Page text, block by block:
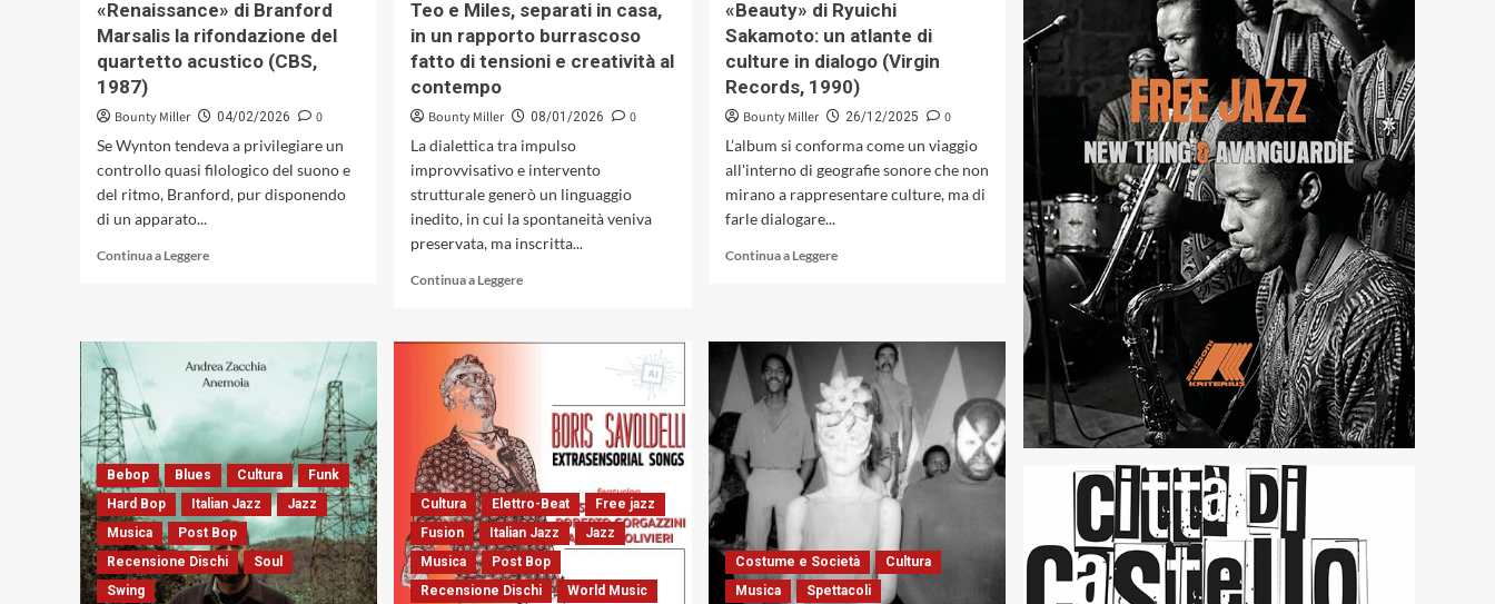
«Renaissance» di Branford
Marsalis la rifondazione del
quartetto acustico (CBS,
1987)
Bounty Miller 04/02/2026
0
Se Wynton tendeva a privilegiare un
controllo quasi filologico del suono e
del ritmo, Branford, pur disponendo
di un apparato...
Continua a LeggereLeggi
Branford
Marsalis
la
rifondazione
del
quartetto
acustico
(CBS,
1987)
Teo e Miles, separati in casa,
in un rapporto burrascoso
fatto di tensioni e creatività al
contempo
Bounty Miller 08/01/2026
0
La dialettica tra impulso
improvvisativo e intervento
strutturale generò un linguaggio
inedito, in cui la spontaneità veniva
preservata, ma inscritta...
Continua a LeggereLeggi
su
Miles,
separati
in
casa,
in
un
rapporto
burrascoso
fatto
di
«Beauty» di Ryuichi
Sakamoto: un atlante di
culture in dialogo (Virgin
Records, 1990)
Bounty Miller 26/12/2025
0
L’album si conforma come un viaggio
all'interno di geografie sonore che non
mirano a rappresentare culture, ma di
farle dialogare...
Continua a LeggereLeggi
di
Ryuichi
Sakamoto:
un
atlante
di
culture
(Virgin
Records,
1990)
Bebop Blues Cultura
Funk
Hard Bop
Italian Jazz
Jazz
Musica
Post Bop
Recensione Dischi
Soul
Swing
Cultura Elettro-Beat
Free jazz
Fusion
Italian Jazz
Jazz
Musica
Post Bop
Recensione Dischi
World Music
Costume e Società
Cultura
Musica
Spettacoli